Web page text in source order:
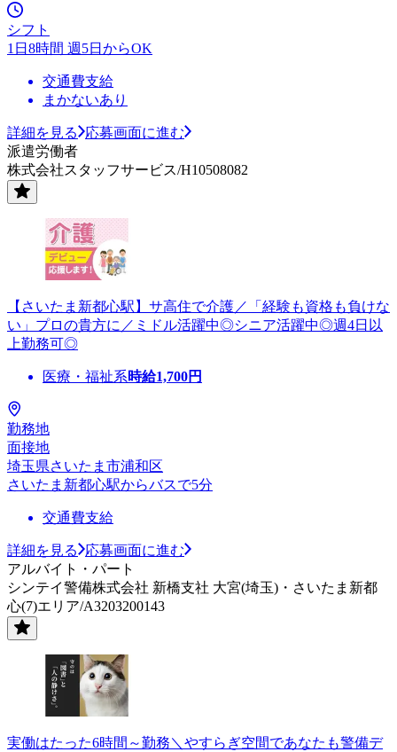
シフト
1日8時間 週5日からOK
交通費支給
まかないあり
詳細を見る
応募画面に進む
派遣労働者
株式会社スタッフサービス/H10508082
【さいたま新都心駅】サ高住で介護／「経験も資格も負けな
い」プロの貴方に／ミドル活躍中◎シニア活躍中◎週4日以
上勤務可◎
医療・福祉系時給1,700円
勤務地
面接地
埼玉県さいたま市浦和区
さいたま新都心駅からバスで5分
交通費支給
詳細を見る
応募画面に進む
アルバイト・パート
シンテイ警備株式会社 新橋支社 大宮(埼玉)・さいたま新都
心(7)エリア/A3203200143
実働はたった6時間～勤務＼やすらぎ空間であなたも警備デ